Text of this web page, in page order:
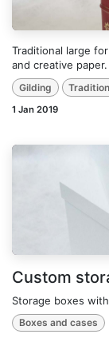
Traditional large
and creative
Gilding
1 Jan 2019
Custom
Storage boxes
Boxes and cases